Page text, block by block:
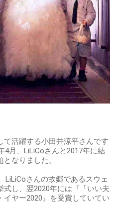
て活躍する小田井涼平さんです
4月、LiLiCoさんと2017年に結
なりました。
LiLiCoさんの故郷であるスウェ
し、翌2020年には『「いい夫
ヤー2020』を受賞していてい